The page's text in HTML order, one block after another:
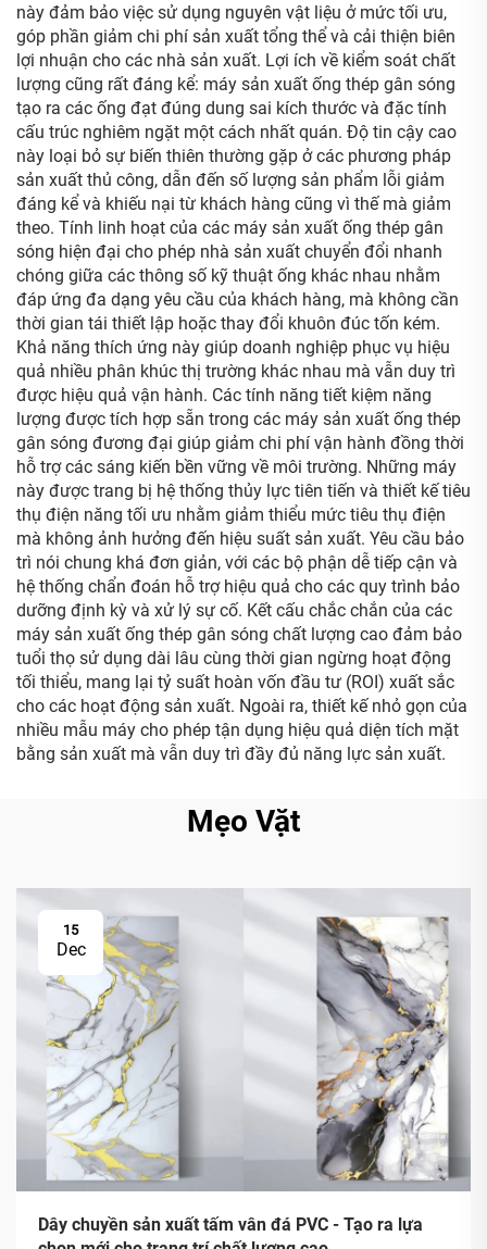
này đảm bảo việc sử dụng nguyên vật liệu ở mức tối ưu,
góp phần giảm chi phí sản xuất tổng thể và cải thiện biên
lợi nhuận cho các nhà sản xuất. Lợi ích về kiểm soát chất
lượng cũng rất đáng kể: máy sản xuất ống thép gân sóng
tạo ra các ống đạt đúng dung sai kích thước và đặc tính
cấu trúc nghiêm ngặt một cách nhất quán. Độ tin cậy cao
này loại bỏ sự biến thiên thường gặp ở các phương pháp
sản xuất thủ công, dẫn đến số lượng sản phẩm lỗi giảm
đáng kể và khiếu nại từ khách hàng cũng vì thế mà giảm
theo. Tính linh hoạt của các máy sản xuất ống thép gân
sóng hiện đại cho phép nhà sản xuất chuyển đổi nhanh
chóng giữa các thông số kỹ thuật ống khác nhau nhằm
đáp ứng đa dạng yêu cầu của khách hàng, mà không cần
thời gian tái thiết lập hoặc thay đổi khuôn đúc tốn kém.
Khả năng thích ứng này giúp doanh nghiệp phục vụ hiệu
quả nhiều phân khúc thị trường khác nhau mà vẫn duy trì
được hiệu quả vận hành. Các tính năng tiết kiệm năng
lượng được tích hợp sẵn trong các máy sản xuất ống thép
gân sóng đương đại giúp giảm chi phí vận hành đồng thời
hỗ trợ các sáng kiến bền vững về môi trường. Những máy
này được trang bị hệ thống thủy lực tiên tiến và thiết kế tiêu
thụ điện năng tối ưu nhằm giảm thiểu mức tiêu thụ điện
mà không ảnh hưởng đến hiệu suất sản xuất. Yêu cầu bảo
trì nói chung khá đơn giản, với các bộ phận dễ tiếp cận và
hệ thống chẩn đoán hỗ trợ hiệu quả cho các quy trình bảo
dưỡng định kỳ và xử lý sự cố. Kết cấu chắc chắn của các
máy sản xuất ống thép gân sóng chất lượng cao đảm bảo
tuổi thọ sử dụng dài lâu cùng thời gian ngừng hoạt động
tối thiểu, mang lại tỷ suất hoàn vốn đầu tư (ROI) xuất sắc
cho các hoạt động sản xuất. Ngoài ra, thiết kế nhỏ gọn của
nhiều mẫu máy cho phép tận dụng hiệu quả diện tích mặt
bằng sản xuất mà vẫn duy trì đầy đủ năng lực sản xuất.
Mẹo Vặt
15
Dec
Dây chuyền sản xuất tấm vân đá PVC - Tạo ra lựa